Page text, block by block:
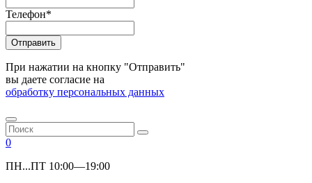
Телефон*
Отправить
При нажатии на кнопку "Отправить"
вы даете согласие на
обработку персональных данных
0
ПН...ПТ 10:00—19:00